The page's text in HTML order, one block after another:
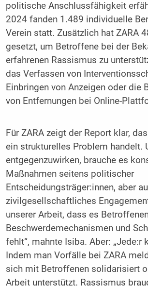
politische Anschlussfähigkeit
2024 fanden 1.489 individuelle
Verein statt. Zusätzlich hat ZARA
gesetzt, um Betroffene bei der
erfahrenen Rassismus zu
das Verfassen von
Einbringen von Anzeigen oder die
von Entfernungen bei Online-
Für ZARA zeigt der Report klar,
ein strukturelles Problem handelt.
entgegenzuwirken, brauche es
Maßnahmen seitens politischer
Entscheidungsträger:innen, aber
zivilgesellschaftliches
unserer Arbeit, dass es
Beschwerdemechanismen und
fehlt“, mahnte Isiba. Aber: „Jede:r
Indem man Vorfälle bei ZARA
sich mit Betroffenen solidarisiert
Arbeit unterstützt. Rassismus